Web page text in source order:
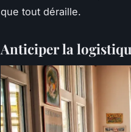
que tout déraille.
Anticiper la